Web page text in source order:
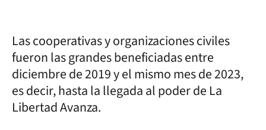
Las cooperativas y organizaciones civiles
fueron las grandes beneficiadas entre
diciembre de 2019 y el mismo mes de 2023,
es decir, hasta la llegada al poder de La
Libertad Avanza.